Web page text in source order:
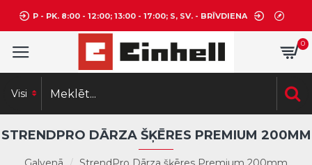
P - PK. 8:00 - 12:00; 13:00 - 17:00; S, SV. - BRĪVDIENA
0
Visi
STRENDPRO DĀRZA ŠĶĒRES PREMIUM 200MM